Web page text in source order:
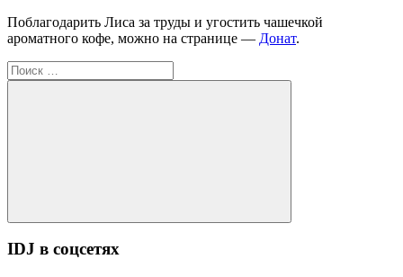
Поблагодарить Лиса за труды и угостить чашечкой
ароматного кофе, можно на странице — Донат.
Поиск
для:
Поиск
IDJ в соцсетях